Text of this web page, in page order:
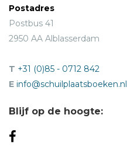
Postadres
Postbus 41
2950 AA Alblasserdam
T +31 (0)85 - 0712 842
E info@schuilplaatsboeken.nl
Blijf op de hoogte: